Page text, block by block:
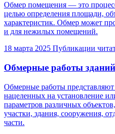
Обмер помещения — это
целью определения площади,
характеристик. Обмер может
и для нежилых помещений.
18 марта 2025 Публикации
Обмерные работы
Обмерные работы
нацеленных на установление
параметров различных
участки, здания, сооружения,
части.